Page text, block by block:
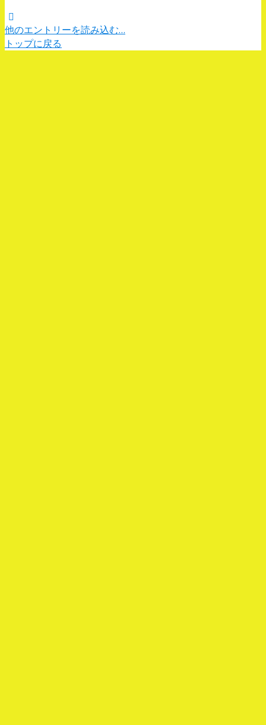
他のエントリーを読み込む…
トップに戻る